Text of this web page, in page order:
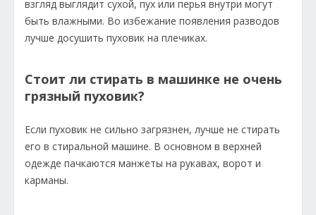
взгляд выглядит сухой, пух или перья внутри могут
быть влажными. Во избежание появления разводов
лучше досушить пуховик на плечиках.
Стоит ли стирать в машинке не очень
грязный пуховик?
Если пуховик не сильно загрязнен, лучше не стирать
его в стиральной машине. В основном в верхней
одежде пачкаются манжеты на рукавах, ворот и
карманы.